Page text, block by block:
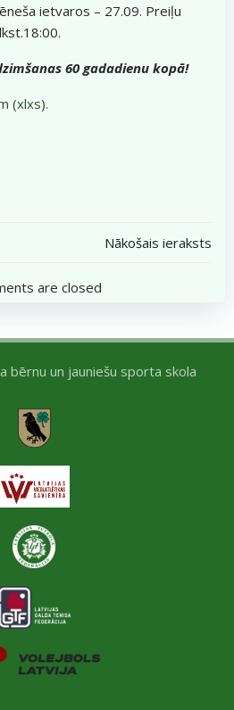
ietvaros – 27.09. Preiļu
60 gadadienu kopā!
(xlxs).
navigation
Nākošais ieraksts
are closed
bērnu un jauniešu sporta skola